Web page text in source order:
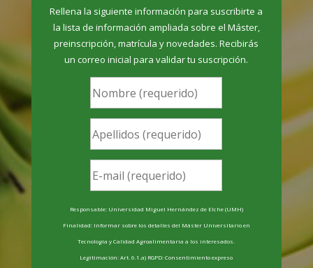
Rellena la siguiente información para suscribirte a
la lista de información ampliada sobre el Máster,
preinscripción, matrícula y novedades. Recibirás
un correo inicial para validar tu suscripción.
Responsable: Universidad Miguel Hernández de Elche (UMH)
Finalidad: Informar sobre los detalles del Máster Universitario en
Tecnología y Calidad Agroalimentaria a los interesados.
Legitimación: Art. 6.1.a) RGPD: Consentimiento expreso